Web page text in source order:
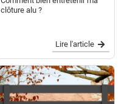
clôture alu ?
Lire l'article